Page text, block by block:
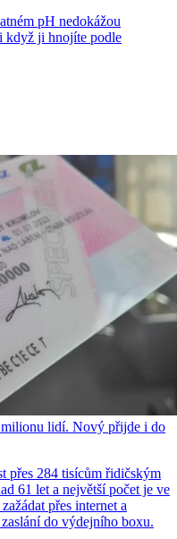
pH nedokážou
když ji hnojíte podle
lidí. Nový přijde i do
přes 284 tisícům řidičským
61 let a největší počet je ve
přes internet a
do výdejního boxu.